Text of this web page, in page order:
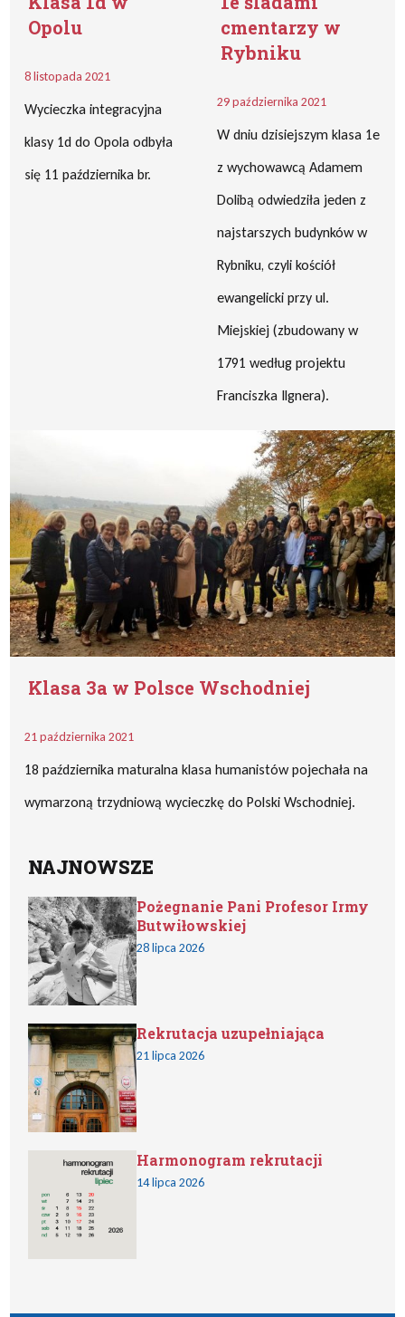
Opolu
8 listopada 2021
Wycieczka integracyjna
klasy 1d do Opola odbyła
się 11 października br.
cmentarzy w
Rybniku
29 października 2021
W dniu dzisiejszym klasa 1e
z wychowawcą Adamem
Dolibą odwiedziła jeden z
najstarszych budynków w
Rybniku, czyli kościół
ewangelicki przy ul.
Miejskiej (zbudowany w
1791 według projektu
Franciszka Ilgnera).
Klasa 3a w Polsce Wschodniej
21 października 2021
18 października maturalna klasa humanistów pojechała na
wymarzoną trzydniową wycieczkę do Polski Wschodniej.
NAJNOWSZE
Pożegnanie Pani Profesor Irmy
Butwiłowskiej
28 lipca 2026
Rekrutacja uzupełniająca
21 lipca 2026
Harmonogram rekrutacji
14 lipca 2026